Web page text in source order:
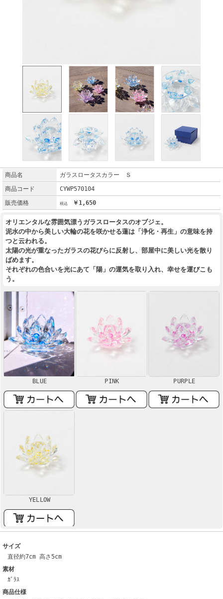
商品名
ガラスロータスカラー Ｓ
商品コード
CYWP570104
販売価格
￥1,650
オリエンタルな雰囲気漂うガラスロータスのオブジェ。
泥水の中から美しい大輪の花を咲かせる蓮は「浄化・再生」の意味を持
つと云われる。
太陽の光が重なったガラスの花びらに反射し、部屋中に美しい光を散り
ばめます。
それぞれの色合いを光にあて「陽」の運気を取り入れ、幸せを運びこも
う。
BLUE PINK PURPLE
YELLOW
サイズ
直径約7cm 高さ5cm
素材
ｶﾞﾗｽ
商品仕様